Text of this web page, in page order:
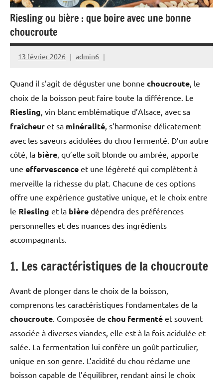
Riesling ou bière : que boire avec une bonne
choucroute
13 février 2026 admin6
Quand il s’agit de déguster une bonne choucroute , le
choix de la boisson peut faire toute la différence. Le
Riesling , vin blanc emblématique d’Alsace, avec sa
fraîcheur et sa minéralité , s’harmonise délicatement
avec les saveurs acidulées du chou fermenté. D’un autre
côté, la bière , qu’elle soit blonde ou ambrée, apporte
une effervescence et une légèreté qui complètent à
merveille la richesse du plat. Chacune de ces options
offre une expérience gustative unique, et le choix entre
le Riesling et la bière dépendra des préférences
personnelles et des nuances des ingrédients
accompagnants.
1. Les caractéristiques de la choucroute
Avant de plonger dans le choix de la boisson,
comprenons les caractéristiques fondamentales de la
choucroute . Composée de chou fermenté et souvent
associée à diverses viandes, elle est à la fois acidulée et
salée. La fermentation lui confère un goût particulier,
unique en son genre. L’acidité du chou réclame une
boisson capable de l’équilibrer, rendant ainsi le choix